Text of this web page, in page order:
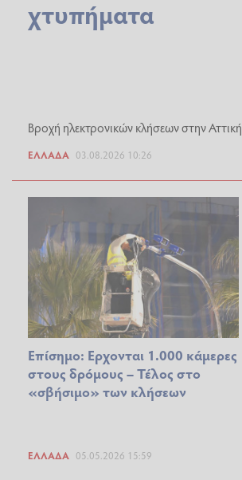
χτυπήματα
Βροχή ηλεκτρονικών κλήσεων στην Αττική
ΕΛΛΆΔΑ 03.08.2026 10:26
Επίσημο: Ερχονται 1.000 κάμερες
στους δρόμους – Τέλος στο
«σβήσιμο» των κλήσεων
ΕΛΛΆΔΑ 05.05.2026 15:59